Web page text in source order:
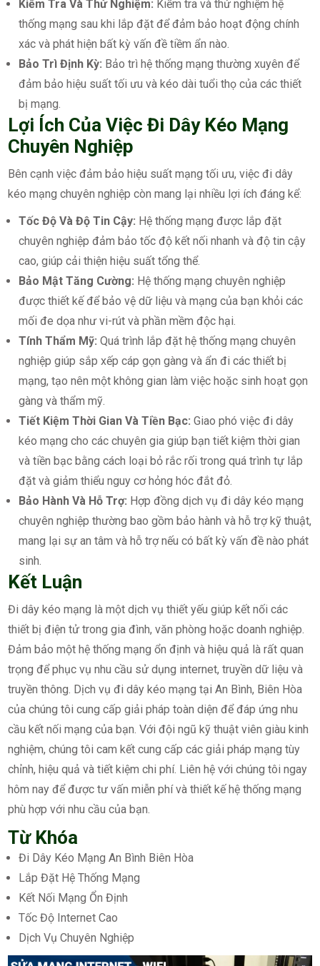
Kiểm Tra Và Thử Nghiệm: Kiểm tra và thử nghiệm hệ
thống mạng sau khi lắp đặt để đảm bảo hoạt động chính
xác và phát hiện bất kỳ vấn đề tiềm ẩn nào.
Bảo Trì Định Kỳ: Bảo trì hệ thống mạng thường xuyên để
đảm bảo hiệu suất tối ưu và kéo dài tuổi thọ của các thiết
bị mạng.
Lợi Ích Của Việc Đi Dây Kéo Mạng
Chuyên Nghiệp
Bên cạnh việc đảm bảo hiệu suất mạng tối ưu, việc đi dây
kéo mạng chuyên nghiệp còn mang lại nhiều lợi ích đáng kể:
Tốc Độ Và Độ Tin Cậy: Hệ thống mạng được lắp đặt
chuyên nghiệp đảm bảo tốc độ kết nối nhanh và độ tin cậy
cao, giúp cải thiện hiệu suất tổng thể.
Bảo Mật Tăng Cường: Hệ thống mạng chuyên nghiệp
được thiết kế để bảo vệ dữ liệu và mạng của bạn khỏi các
mối đe dọa như vi-rút và phần mềm độc hại.
Tính Thẩm Mỹ: Quá trình lắp đặt hệ thống mạng chuyên
nghiệp giúp sắp xếp cáp gọn gàng và ẩn đi các thiết bị
mạng, tạo nên một không gian làm việc hoặc sinh hoạt gọn
gàng và thẩm mỹ.
Tiết Kiệm Thời Gian Và Tiền Bạc: Giao phó việc đi dây
kéo mạng cho các chuyên gia giúp bạn tiết kiệm thời gian
và tiền bạc bằng cách loại bỏ rắc rối trong quá trình tự lắp
đặt và giảm thiểu nguy cơ hỏng hóc đắt đỏ.
Bảo Hành Và Hỗ Trợ: Hợp đồng dịch vụ đi dây kéo mạng
chuyên nghiệp thường bao gồm bảo hành và hỗ trợ kỹ thuật,
mang lại sự an tâm và hỗ trợ nếu có bất kỳ vấn đề nào phát
sinh.
Kết Luận
Đi dây kéo mạng là một dịch vụ thiết yếu giúp kết nối các
thiết bị điện tử trong gia đình, văn phòng hoặc doanh nghiệp.
Đảm bảo một hệ thống mạng ổn định và hiệu quả là rất quan
trọng để phục vụ nhu cầu sử dụng internet, truyền dữ liệu và
truyền thông. Dịch vụ đi dây kéo mạng tại An Bình, Biên Hòa
của chúng tôi cung cấp giải pháp toàn diện để đáp ứng nhu
cầu kết nối mạng của bạn. Với đội ngũ kỹ thuật viên giàu kinh
nghiệm, chúng tôi cam kết cung cấp các giải pháp mạng tùy
chỉnh, hiệu quả và tiết kiệm chi phí. Liên hệ với chúng tôi ngay
hôm nay để được tư vấn miễn phí và thiết kế hệ thống mạng
phù hợp với nhu cầu của bạn.
Từ Khóa
Đi Dây Kéo Mạng An Bình Biên Hòa
Lắp Đặt Hệ Thống Mạng
Kết Nối Mạng Ổn Định
Tốc Độ Internet Cao
Dịch Vụ Chuyên Nghiệp